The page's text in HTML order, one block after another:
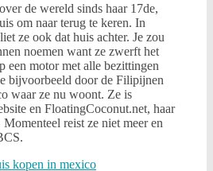
de wereld sinds haar 17de,
om naar terug te keren. In
ze ook dat huis achter. Je zou
noemen want ze zwerft het
een motor met alle bezittingen
bijvoorbeeld door de Filipijnen
waar ze nu woont. Ze is
en FloatingCoconut.net, haar
reist ze niet meer en